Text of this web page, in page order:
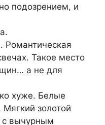
подозрением, и
Романтическая
Такое место
а не для
хуже. Белые
золотой
с вычурным